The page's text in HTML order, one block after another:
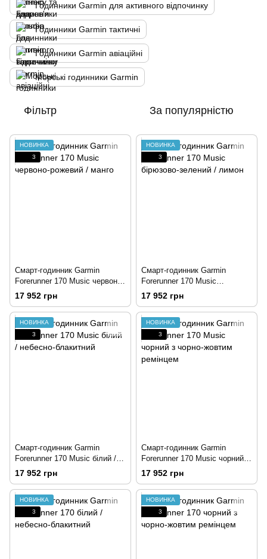
Годинники Garmin для активного відпочинку
Годинники Garmin тактичні
Годинники Garmin авіаційні
Морські годинники Garmin
Фільтр За популярністю
НОВИНКА
3
Смарт-годинник Garmin
Forerunner 170 Music червоно-
рожевий / манго
17 952 грн
НОВИНКА
3
Смарт-годинник Garmin
Forerunner 170 Music
бірюзово-зелений / лимон
17 952 грн
НОВИНКА
3
Смарт-годинник Garmin
Forerunner 170 Music білий /
небесно-блакитний
17 952 грн
НОВИНКА
3
Смарт-годинник Garmin
Forerunner 170 Music чорний з
чорно-жовтим ремінцем
17 952 грн
НОВИНКА
3
НОВИНКА
3